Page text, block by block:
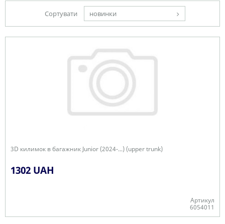
Сортувати новинки
3D килимок в багажник Junior (2024-...) (upper trunk)
1302 UAH
Артикул
6054011